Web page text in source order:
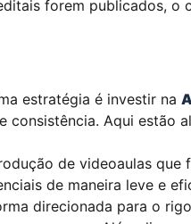
forem publicados, o
estratégia é investir na
Aqui estão
de videoaulas que
de maneira leve e
direcionada para o